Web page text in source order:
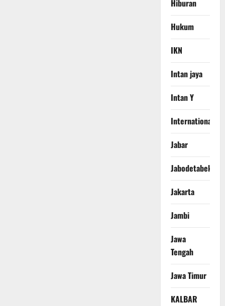
Hiburan
Hukum
IKN
Intan jaya
Intan Y
International
Jabar
Jabodetabek
Jakarta
Jambi
Jawa
Tengah
Jawa Timur
KALBAR